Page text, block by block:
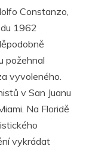
Constanzo,
1962
požehnal
vyvoleného.
v San Juanu
Na Floridě
vykrádat